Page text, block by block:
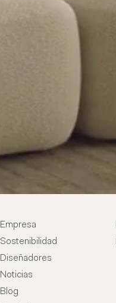
Empresa
Sostenibilidad
Diseñadores
Noticias
Blog